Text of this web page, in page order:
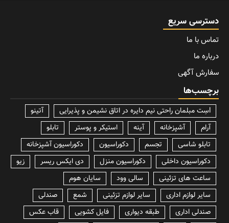
دسترسی سریع
تماس با ما
درباره ما
سفارش آگهی
برچسب‌ها
lسِت مبلمان راحتی نیم دایره در اتاق نشیمن و پذیرایی
آتینو
آرام
آشپزخانه آینه استیکر و پوستر
تابلو
تابلو شاسی
تجسم دکوراسیون
دکوراسیون آشپزخانه
دکوراسیون داخلی
دکوراسیون منزل دی ایکس ریسر
زیو
ساعت های تزئینی
سالی وود
سایان هوم
سایر لوازم اداری
سایر لوازم تزئینی شمع
صندلی
صندلی اداری
طبقه دیواری فایل کشویی
قاب عکس